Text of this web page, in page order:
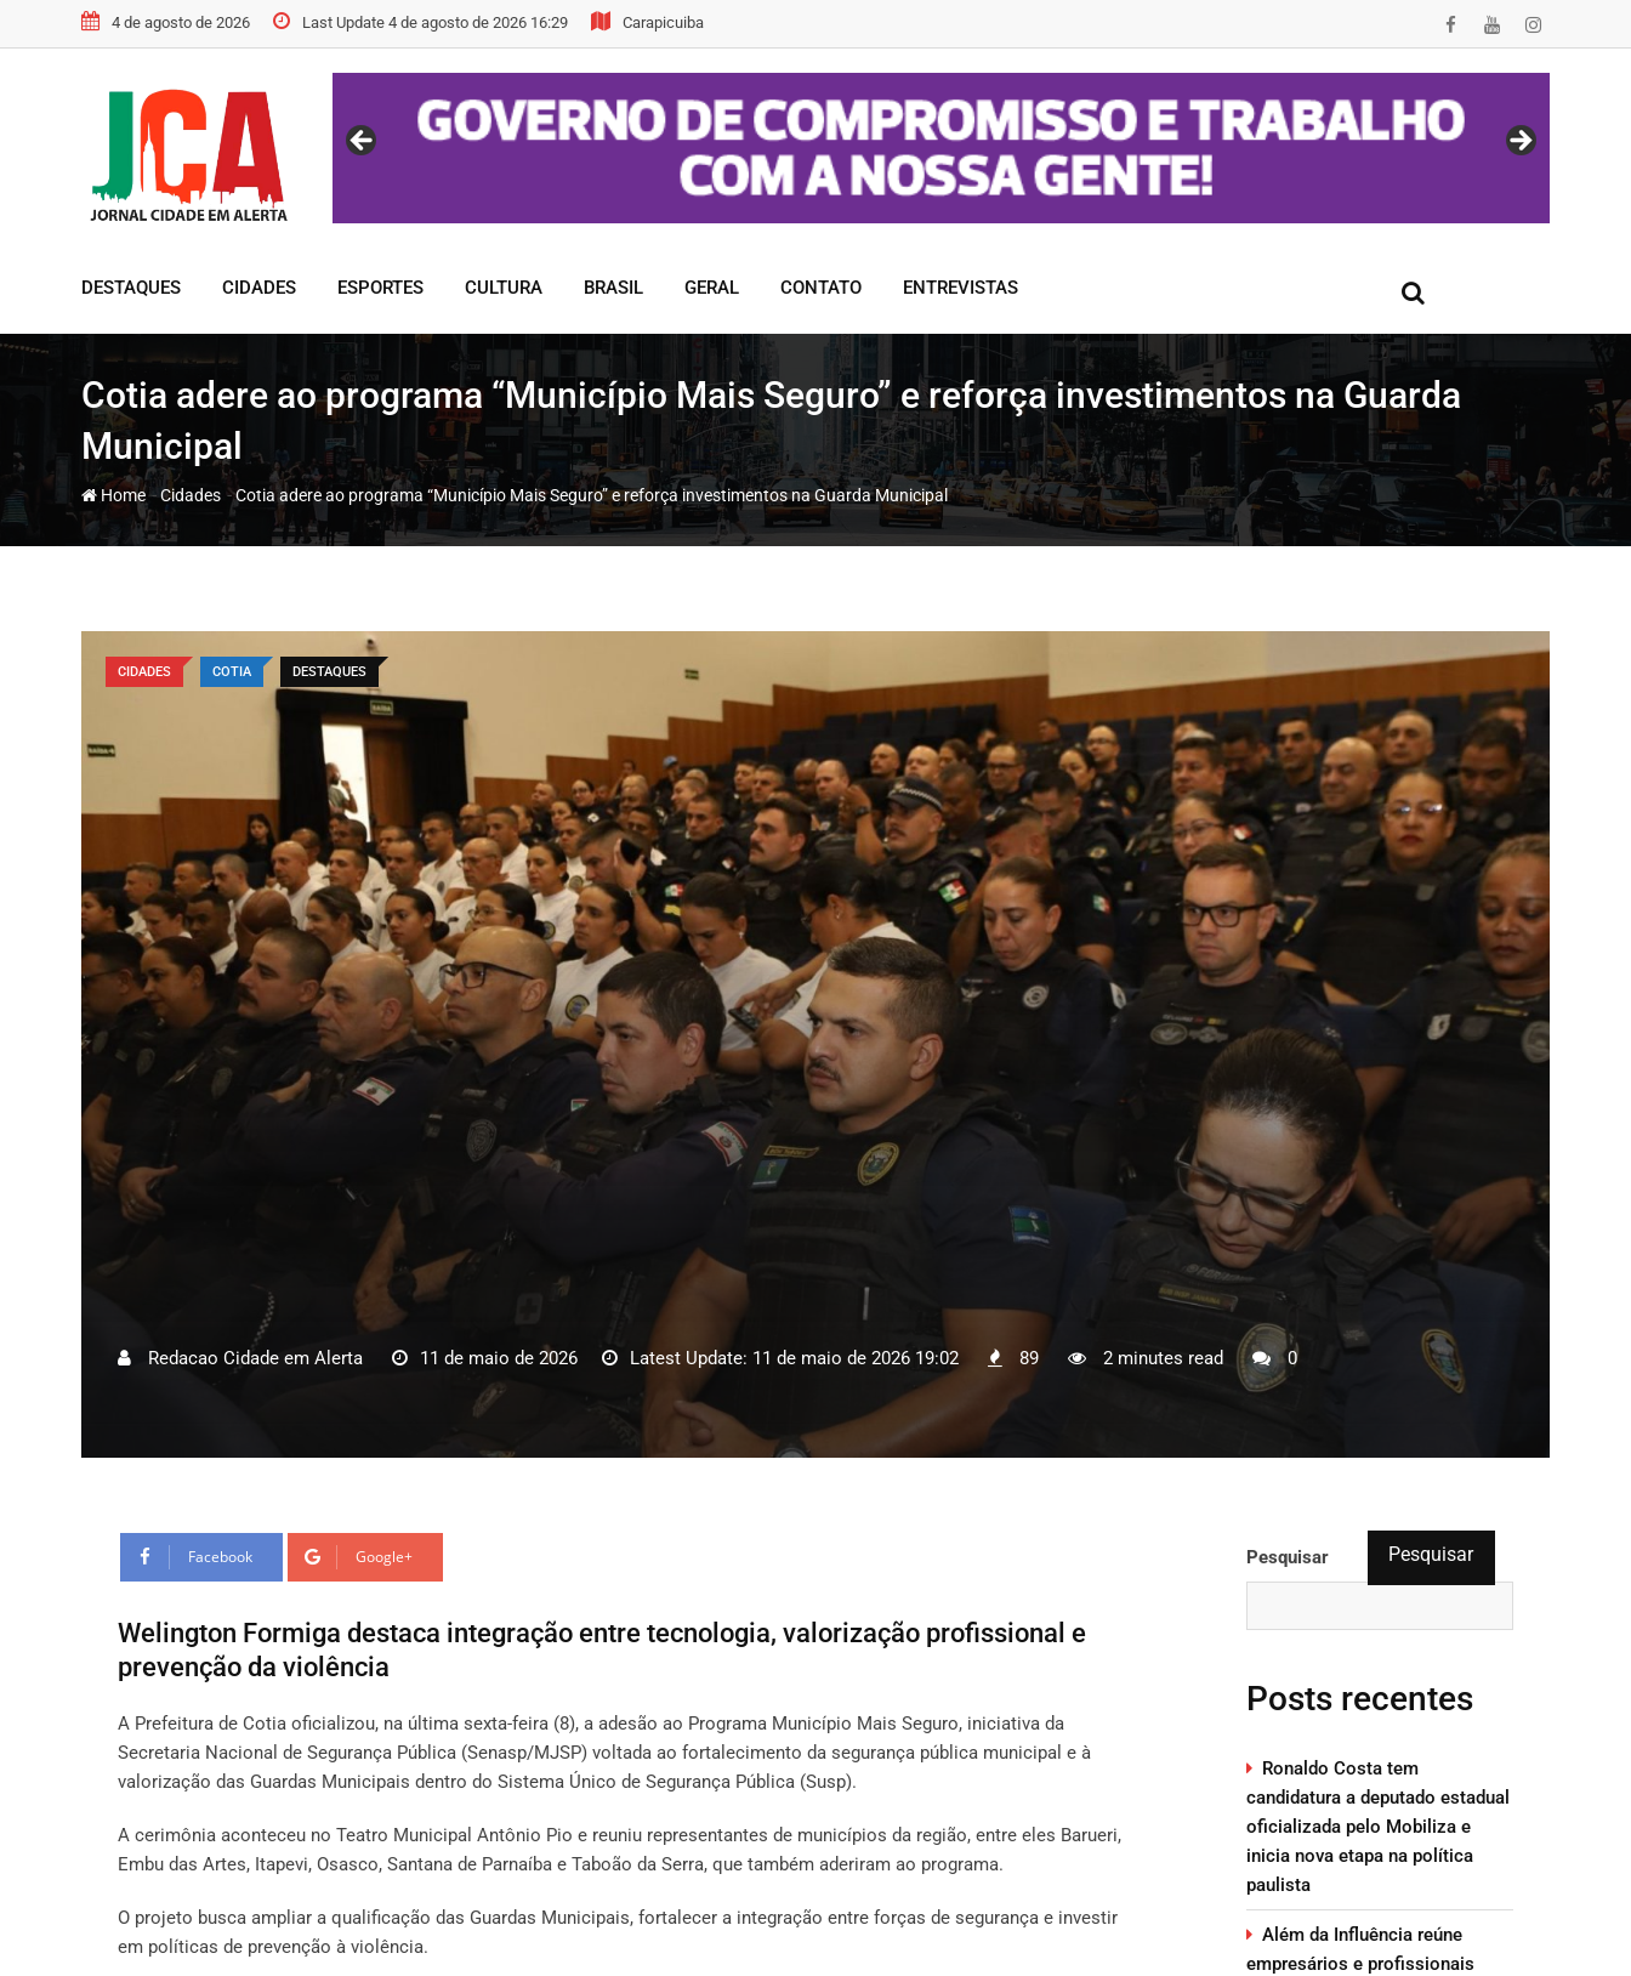
to
4 de agosto de 2026 Last Update 4 de agosto de 2026 16:29 Carapicuiba
DESTAQUES CIDADES ESPORTES CULTURA BRASIL GERAL CONTATO ENTREVISTAS
Cotia adere ao programa “Município Mais Seguro” e reforça investimentos na Guarda
Municipal
Home-Cidades -Cotia adere ao programa “Município Mais Seguro” e reforça investimentos na Guarda Municipal
CIDADES COTIA DESTAQUES
Redacao Cidade em Alerta 11 de maio de 2026 Latest Update: 11 de maio de 2026 19:02 89 2 minutes read 0
Facebook Google+
Welington Formiga destaca integração entre tecnologia, valorização profissional e
prevenção da violência
A Prefeitura de Cotia oficializou, na última sexta-feira (8), a adesão ao Programa Município Mais Seguro, iniciativa da
Secretaria Nacional de Segurança Pública (Senasp/MJSP) voltada ao fortalecimento da segurança pública municipal e à
valorização das Guardas Municipais dentro do Sistema Único de Segurança Pública (Susp).
A cerimônia aconteceu no Teatro Municipal Antônio Pio e reuniu representantes de municípios da região, entre eles Barueri,
Embu das Artes, Itapevi, Osasco, Santana de Parnaíba e Taboão da Serra, que também aderiram ao programa.
O projeto busca ampliar a qualificação das Guardas Municipais, fortalecer a integração entre forças de segurança e investir
em políticas de prevenção à violência.
Pesquisar Pesquisar
Posts recentes
Ronaldo Costa tem
candidatura a deputado estadual
oficializada pelo Mobiliza e
inicia nova etapa na política
paulista
Além da Influência reúne
empresários e profissionais